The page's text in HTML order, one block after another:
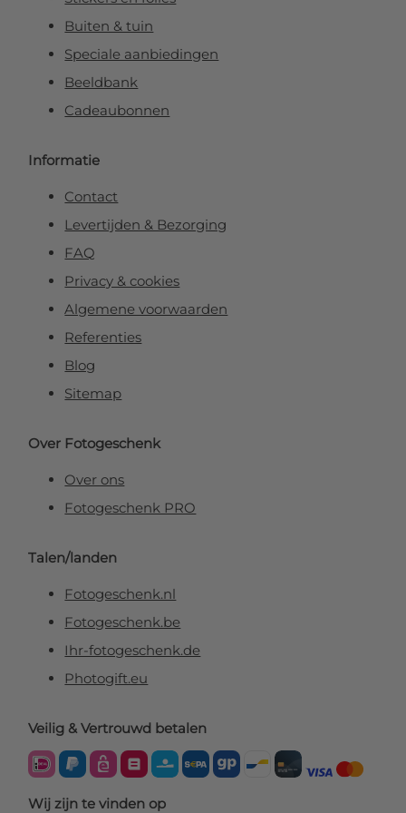
Buiten & tuin
Speciale aanbiedingen
Beeldbank
Cadeaubonnen
Informatie
Contact
Levertijden & Bezorging
FAQ
Privacy & cookies
Algemene voorwaarden
Referenties
Blog
Sitemap
Over Fotogeschenk
Over ons
Fotogeschenk PRO
Talen/landen
Fotogeschenk.nl
Fotogeschenk.be
Ihr-fotogeschenk.de
Photogift.eu
Veilig & Vertrouwd betalen
Wij zijn te vinden op